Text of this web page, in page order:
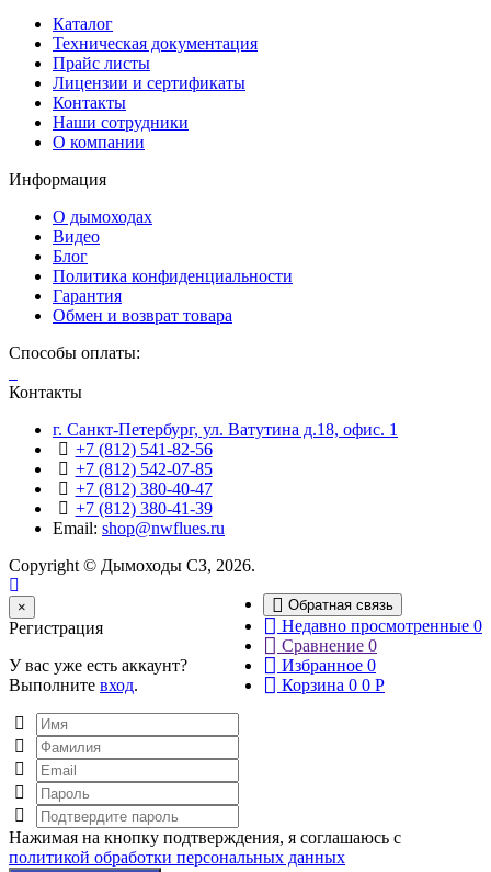
Каталог
Техническая документация
Прайс листы
Лицензии и сертификаты
Контакты
Наши сотрудники
О компании
Информация
О дымоходах
Видео
Блог
Политика конфиденциальности
Гарантия
Обмен и возврат товара
Способы оплаты:
Контакты
г. Санкт-Петербург, ул. Ватутина д.18, офис. 1
+7 (812) 541-82-56
+7 (812) 542-07-85
+7 (812) 380-40-47
+7 (812) 380-41-39
Email: shop@nwflues.ru
Copyright © Дымоходы СЗ, 2026.
Обратная связь
Недавно просмотренные 0
Сравнение 0
Избранное 0
Корзина 0 0 Р
×
Регистрация
У вас уже есть аккаунт?
Выполните вход.
Нажимая на кнопку подтверждения, я соглашаюсь с
политикой обработки персональных данных